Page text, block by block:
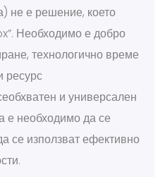
не е решение, което
Необходимо е добро
технологично време
ресурс
и универсален
е необходимо да се
се използват ефективно